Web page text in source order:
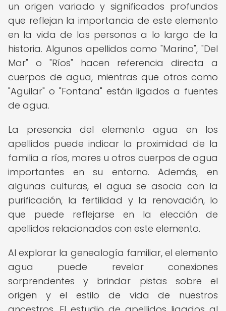
un origen variado y significados profundos
que reflejan la importancia de este elemento
en la vida de las personas a lo largo de la
historia. Algunos apellidos como "Marino", "Del
Mar" o "Ríos" hacen referencia directa a
cuerpos de agua, mientras que otros como
"Aguilar" o "Fontana" están ligados a fuentes
de agua.
La presencia del elemento agua en los
apellidos puede indicar la proximidad de la
familia a ríos, mares u otros cuerpos de agua
importantes en su entorno. Además, en
algunas culturas, el agua se asocia con la
purificación, la fertilidad y la renovación, lo
que puede reflejarse en la elección de
apellidos relacionados con este elemento.
Al explorar la genealogía familiar, el elemento
agua puede revelar conexiones
sorprendentes y brindar pistas sobre el
origen y el estilo de vida de nuestros